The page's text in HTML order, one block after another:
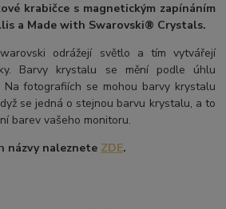
krabičce s magnetickým zapínáním
a Made with Swarovski® Crystals.
odrážejí světlo a tím vytvářejí
Barvy krystalu se mění podle úhlu
Na fotografiích se mohou barvy krystalu
se jedná o stejnou barvu krystalu, a to
barev vašeho monitoru.
názvy naleznete ZDE.